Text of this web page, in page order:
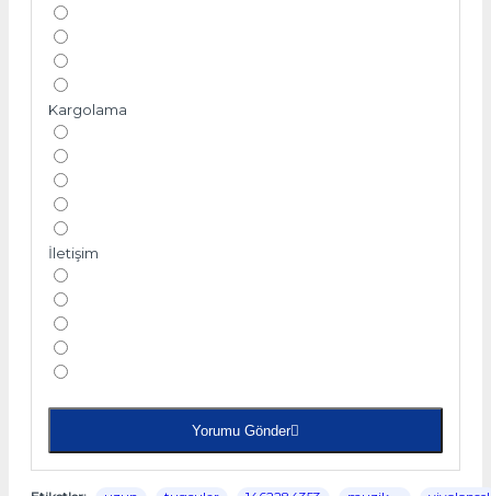
Kargolama
İletişim
Yorumu Gönder